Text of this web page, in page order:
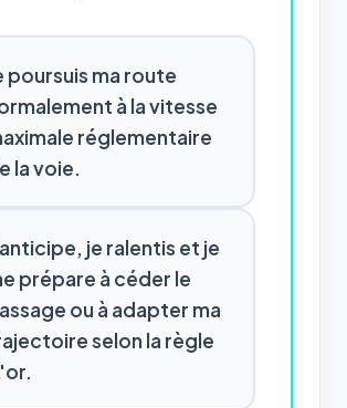
poursuis ma route
à la vitesse
réglementaire
la voie.
je ralentis et je
prépare à céder le
ou à adapter ma
selon la règle